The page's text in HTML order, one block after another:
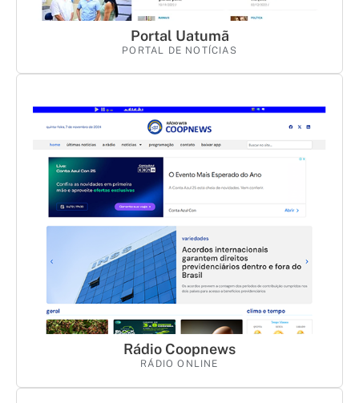
Portal Uatumã
PORTAL DE NOTÍCIAS
Rádio Coopnews
RÁDIO ONLINE